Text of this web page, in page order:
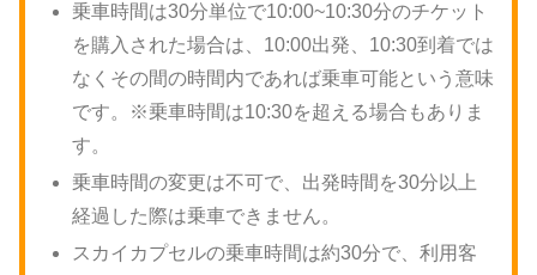
乗車時間は30分単位で10:00~10:30分のチケット
を購入された場合は、10:00出発、10:30到着では
なくその間の時間内であれば乗車可能という意味
です。※乗車時間は10:30を超える場合もありま
す。
乗車時間の変更は不可で、出発時間を30分以上
経過した際は乗車できません。
スカイカプセルの乗車時間は約30分で、利用客